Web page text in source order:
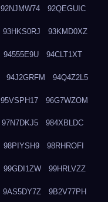
92NJMW74 92QEGUIC
93HKS0RJ 93KMD0XZ
94555E9U 94CLT1XT
94J2GRFM 94Q4Z2L5
95VSPH17 96G7WZOM
97N7DKJ5 984XBLDC
98PIYSH9 98RHROFI
99GDI1ZW 99HRLVZZ
9AS5DY7Z 9B2V77PH